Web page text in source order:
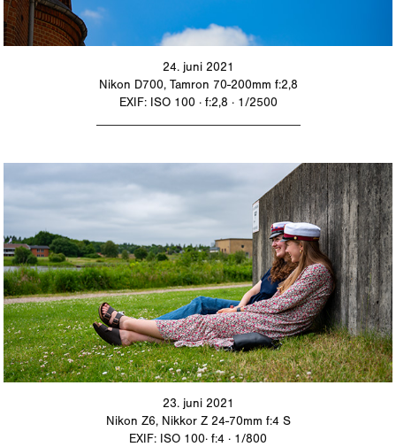
24. juni 2021
Nikon D700, Tamron 70-200mm f:2,8
EXIF: ISO 100 · f:2,8 · 1/2500
23. juni 2021
Nikon Z6, Nikkor Z 24-70mm f:4 S
EXIF: ISO 100· f:4 · 1/800